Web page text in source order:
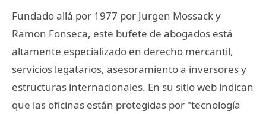
Fundado allá por 1977 por Jurgen Mossack y
Ramon Fonseca, este bufete de abogados está
altamente especializado en derecho mercantil,
servicios legatarios, asesoramiento a inversores y
estructuras internacionales. En su sitio web indican
que las oficinas están protegidas por "tecnología